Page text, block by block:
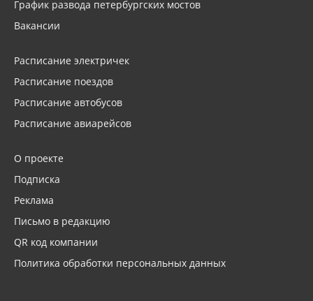
График развода петербургских мостов
Вакансии
Расписание электричек
Расписание поездов
Расписание автобусов
Расписание авиарейсов
О проекте
Подписка
Реклама
Письмо в редакцию
QR код компании
Политика обработки персональных данных